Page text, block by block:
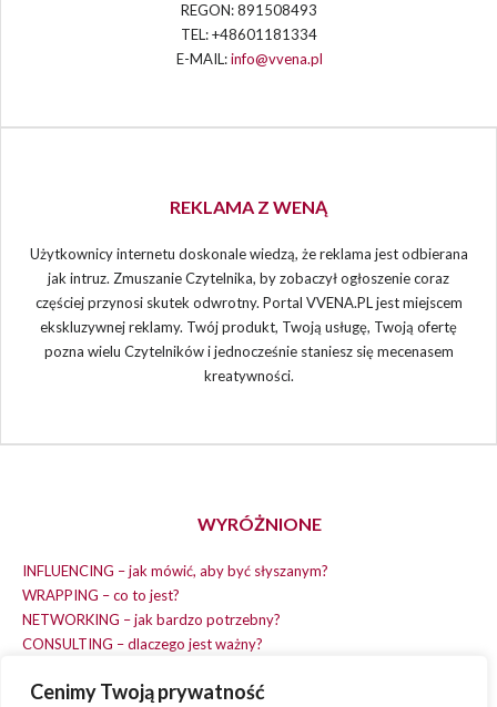
Cenimy Twoją prywatność
REGON: 891508493
TEL: +48601181334
E-MAIL:info@vvena.pl
REKLAMA Z WENĄ
Użytkownicy internetu doskonale wiedzą, że reklama jest odbierana
jak intruz. Zmuszanie Czytelnika, by zobaczył ogłoszenie coraz
częściej przynosi skutek odwrotny. Portal VVENA.PL jest miejscem
ekskluzywnej reklamy. Twój produkt, Twoją usługę, Twoją ofertę
pozna wielu Czytelników i jednocześnie staniesz się mecenasem
kreatywności.
WYRÓŻNIONE
INFLUENCING – jak mówić, aby być słyszanym?
WRAPPING – co to jest?
NETWORKING – jak bardzo potrzebny?
CONSULTING – dlaczego jest ważny?
EARNING – jak zarobić na dobrym pomyśle?